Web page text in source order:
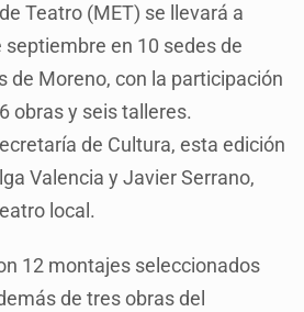
Teatro (MET) se llevará a
septiembre en 10 sedes de
de Moreno, con la participación
obras y seis talleres.
de Cultura, esta edición
Valencia y Javier Serrano,
local.
12 montajes seleccionados
de tres obras del